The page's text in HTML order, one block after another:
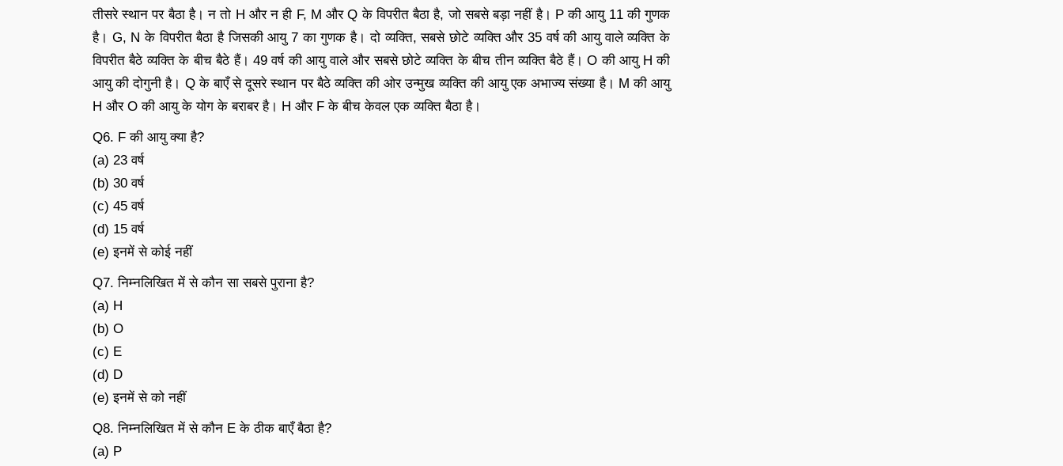
तीसरे स्थान पर बैठा है। न तो H और न ही F, M और Q के विपरीत बैठा है, जो सबसे बड़ा नहीं है। P की आयु 11 की गुणक
है। G, N के विपरीत बैठा है जिसकी आयु 7 का गुणक है। दो व्यक्ति, सबसे छोटे व्यक्ति और 35 वर्ष की आयु वाले व्यक्ति के
विपरीत बैठे व्यक्ति के बीच बैठे हैं। 49 वर्ष की आयु वाले और सबसे छोटे व्यक्ति के बीच तीन व्यक्ति बैठे हैं। O की आयु H की
आयु की दोगुनी है। Q के बाएँ से दूसरे स्थान पर बैठे व्यक्ति की ओर उन्मुख व्यक्ति की आयु एक अभाज्य संख्या है। M की आयु
H और O की आयु के योग के बराबर है। H और F के बीच केवल एक व्यक्ति बैठा है।
Q6. F की आयु क्या है?
(a) 23 वर्ष
(b) 30 वर्ष
(c) 45 वर्ष
(d) 15 वर्ष
(e) इनमें से कोई नहीं
Q7. निम्नलिखित में से कौन सा सबसे पुराना है?
(a) H
(b) O
(c) E
(d) D
(e) इनमें से को नहीं
Q8. निम्नलिखित में से कौन E के ठीक बाएँ बैठा है?
(a) P